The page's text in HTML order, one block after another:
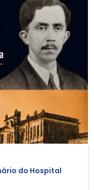
do Hospital